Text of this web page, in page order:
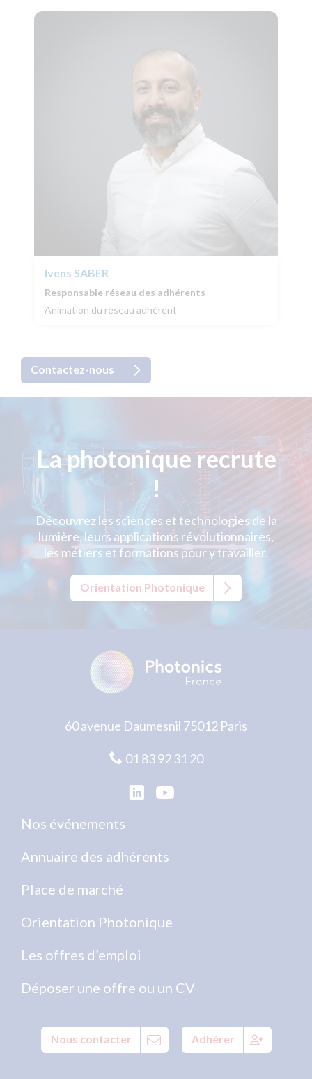
Ivens SABER
Responsable réseau des adhérents
Animation du réseau adhérent
Contactez-nous
La photonique recrute
!
Découvrez les sciences et technologies de la
lumière, leurs applications révolutionnaires,
les métiers et formations pour y travailler.
Orientation Photonique
60 avenue Daumesnil 75012 Paris
01 83 92 31 20
Nos événements
Annuaire des adhérents
Place de marché
Orientation Photonique
Les offres d’emploi
Déposer une offre ou un CV
Nous contacter Adhérer